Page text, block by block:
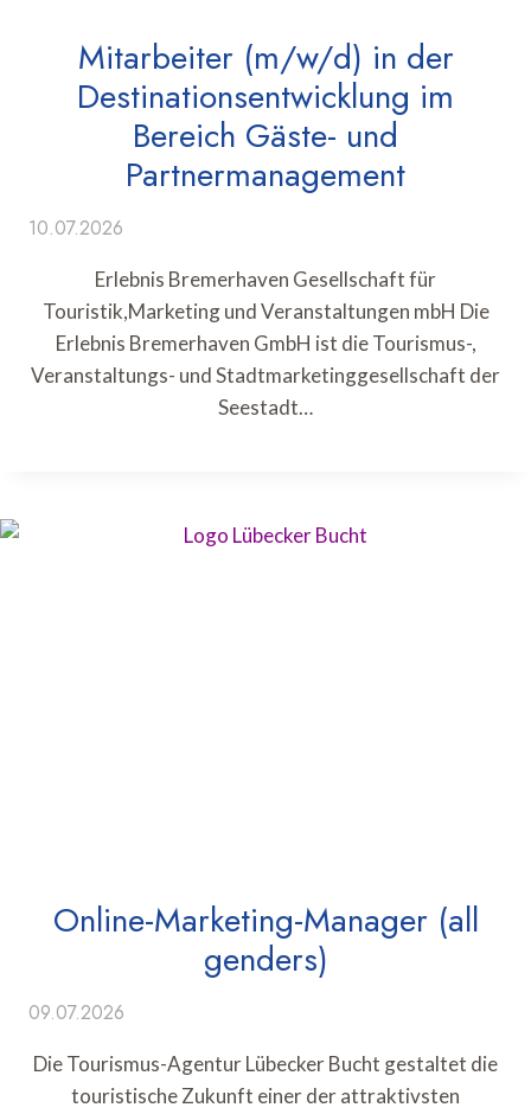
Mitarbeiter (m/w/d) in der
Destinationsentwicklung im
Bereich Gäste- und
Partnermanagement
10.07.2026
Erlebnis Bremerhaven Gesellschaft für
Touristik,Marketing und Veranstaltungen mbH Die
Erlebnis Bremerhaven GmbH ist die Tourismus-,
Veranstaltungs- und Stadtmarketinggesellschaft der
Seestadt…
Online-Marketing-Manager (all
genders)
09.07.2026
Die Tourismus-Agentur Lübecker Bucht gestaltet die
touristische Zukunft einer der attraktivsten